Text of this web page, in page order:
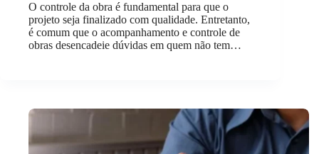
O controle da obra é fundamental para que o
projeto seja finalizado com qualidade. Entretanto,
é comum que o acompanhamento e controle de
obras desencadeie dúvidas em quem não tem…